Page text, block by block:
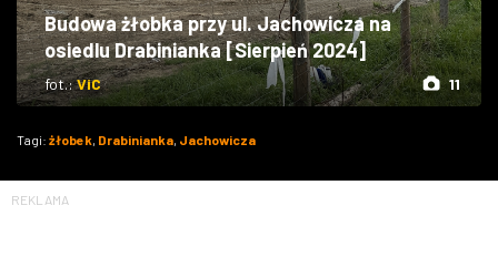
Budowa żłobka przy ul. Jachowicza na
osiedlu Drabinianka [Sierpień 2024]
fot.:ViC 11
Tagi: żłobek, Drabinianka, Jachowicza
REKLAMA